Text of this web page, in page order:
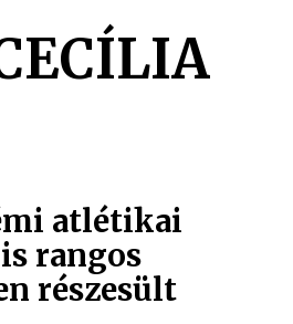
atlétikai
rangos
részesült